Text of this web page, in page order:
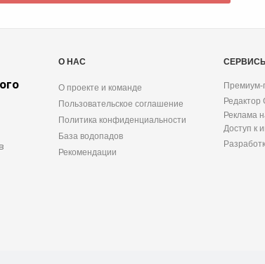
О НАС
О проекте и команде
Пользовательское соглашение
Политика конфиденциальности
База водопадов
Рекомендации
Премиум-
Редактор
Реклама
Доступ к